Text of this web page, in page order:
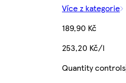
Více z kategorie
189,90 Kč
253,20 Kč/l
Quantity controls